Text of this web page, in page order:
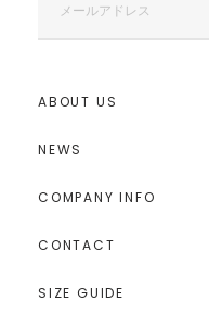
ABOUT US
NEWS
COMPANY INFO
CONTACT
SIZE GUIDE